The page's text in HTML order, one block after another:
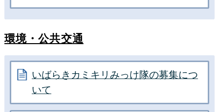
電子申請・届出サービス開始のお知らせ
2022年2月28日
請求書への押印省略について
2022年2月28日
債権者登録について
環境・公共交通
いばらきカミキリみっけ隊の募集につ
いて